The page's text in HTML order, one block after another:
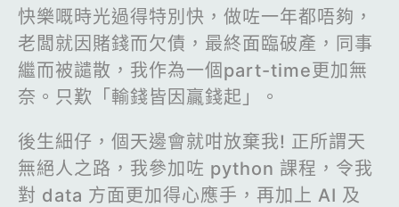
快樂嘅時光過得特別快，做咗一年都唔夠，
老闆就因賭錢而欠債，最終面臨破產，同事
繼而被譴散，我作為一個part-time更加無
奈。只歎「輸錢皆因贏錢起」。
後生細仔，個天邊會就咁放棄我! 正所謂天
無絕人之路，我參加咗 python 課程，令我
對 data 方面更加得心應手，再加上 AI 及